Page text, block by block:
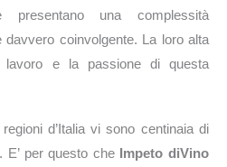
presentano una complessità
coinvolgente. La loro alta
lavoro e la passione di questa
d’Italia vi sono centinaia di
E’ per questo che Impeto diVino